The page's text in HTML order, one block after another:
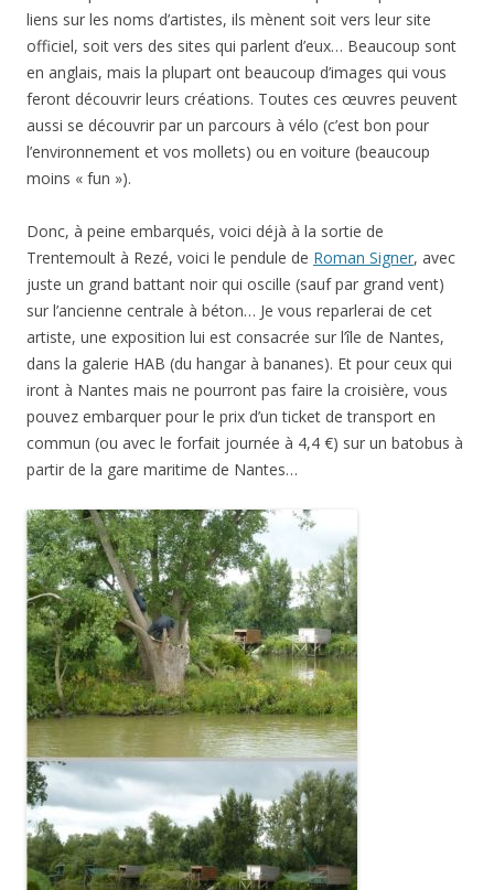
liens sur les noms d’artistes, ils mènent soit vers leur site
officiel, soit vers des sites qui parlent d’eux… Beaucoup sont
en anglais, mais la plupart ont beaucoup d’images qui vous
feront découvrir leurs créations. Toutes ces œuvres peuvent
aussi se découvrir par un parcours à vélo (c’est bon pour
l’environnement et vos mollets) ou en voiture (beaucoup
moins « fun »).
Donc, à peine embarqués, voici déjà à la sortie de
Trentemoult à Rezé, voici le pendule de Roman Signer, avec
juste un grand battant noir qui oscille (sauf par grand vent)
sur l’ancienne centrale à béton… Je vous reparlerai de cet
artiste, une exposition lui est consacrée sur l’île de Nantes,
dans la galerie HAB (du hangar à bananes). Et pour ceux qui
iront à Nantes mais ne pourront pas faire la croisière, vous
pouvez embarquer pour le prix d’un ticket de transport en
commun (ou avec le forfait journée à 4,4 €) sur un batobus à
partir de la gare maritime de Nantes…